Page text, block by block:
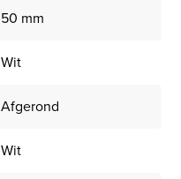
50 mm
Wit
Afgerond
Wit